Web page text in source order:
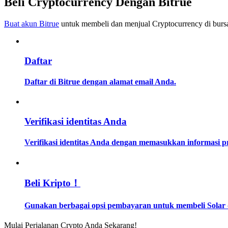
Menjadi Pedagang Salinan
Nikmati pembagian keuntungan dan komisi copy trading
Analisis data besar termasuk info perdagangan, dll.
Buat akun Bitrue untuk membeli dan menjual Cryptocurrency di
Daftar
Daftar di Bitrue dengan alamat email Anda.
Verifikasi identitas Anda
Verifikasi identitas Anda dengan memasukkan informasi
Beli Kripto！
Gunakan berbagai opsi pembayaran untuk membeli
Mulai Perjalanan Crypto Anda Sekarang!